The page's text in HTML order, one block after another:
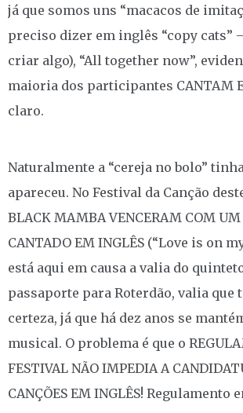
já que somos uns “macacos de
preciso dizer em inglês “copy cats”
criar algo), “All together now”,
maioria dos participantes CANTAM
claro.
Naturalmente a “cereja no bolo”
apareceu. No Festival da Canção
BLACK MAMBA VENCERAM COM
CANTADO EM INGLÊS (“Love is on
está aqui em causa a valia do
passaporte para Roterdão, valia que
certeza, já que há dez anos se
musical. O problema é que o
FESTIVAL NÃO IMPEDIA A
CANÇÕES EM INGLÊS! Regulamento